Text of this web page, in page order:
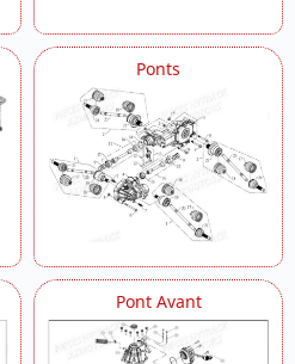
Ponts
Pont Avant